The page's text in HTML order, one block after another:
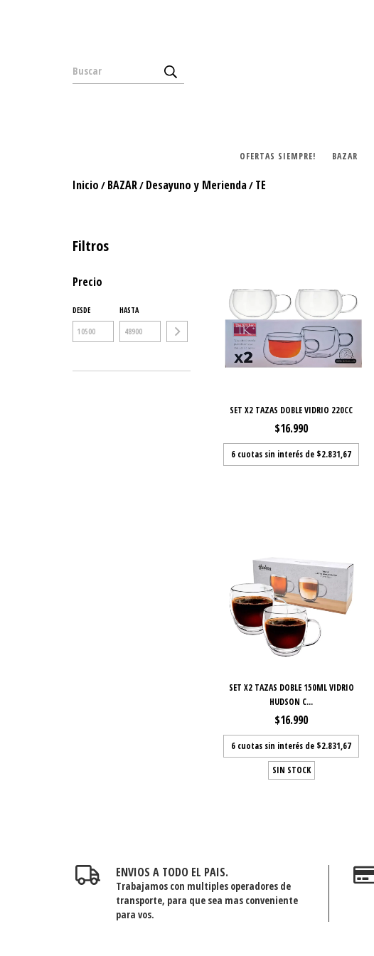
OFERTAS SIEMPRE! BAZAR
Inicio / BAZAR/ Desayuno y Merienda/ TE
Filtros
Precio
DESDE HASTA
SET X2 TAZAS DOBLE VIDRIO 220CC
$16.990
6 cuotas sin interés de $2.831,67
SET X2 TAZAS DOBLE 150ML VIDRIO
HUDSON C...
$16.990
6 cuotas sin interés de $2.831,67
SIN STOCK
ENVIOS A TODO EL PAIS.
Trabajamos con multiples operadores de
transporte, para que sea mas conveniente
para vos.